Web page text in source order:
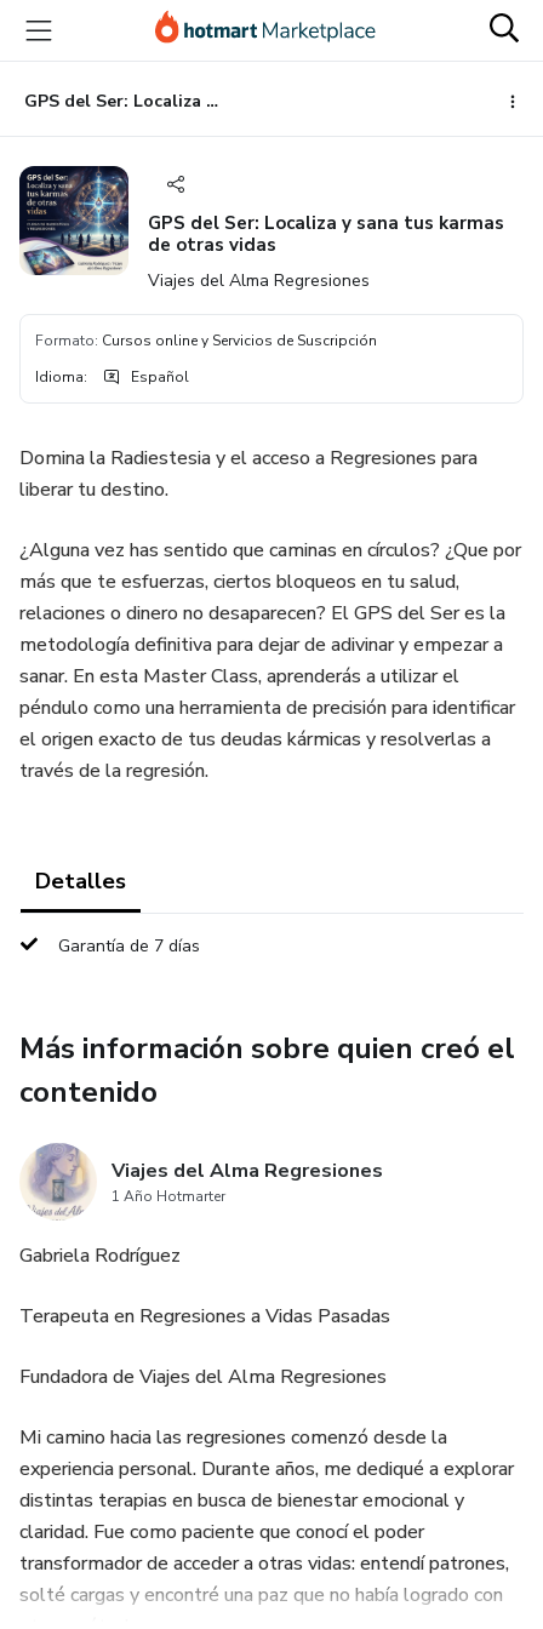
principal
página
de
página
GPS del Ser: Localiza y sana tus karmas de otras vidas
GPS del Ser: Localiza y sana tus karmas
de otras vidas
Viajes del Alma Regresiones
Formato: Cursos online y Servicios de Suscripción
Idioma: Español
Domina la Radiestesia y el acceso a Regresiones para
liberar tu destino.
¿Alguna vez has sentido que caminas en círculos? ¿Que por
más que te esfuerzas, ciertos bloqueos en tu salud,
relaciones o dinero no desaparecen? El GPS del Ser es la
metodología definitiva para dejar de adivinar y empezar a
sanar. En esta Master Class, aprenderás a utilizar el
péndulo como una herramienta de precisión para identificar
el origen exacto de tus deudas kármicas y resolverlas a
través de la regresión.
Detalles
Garantía de 7 días
Más información sobre quien creó el
contenido
Viajes del Alma Regresiones
1 Año Hotmarter
Gabriela Rodríguez
Terapeuta en Regresiones a Vidas Pasadas
Fundadora de Viajes del Alma Regresiones
Mi camino hacia las regresiones comenzó desde la
experiencia personal. Durante años, me dediqué a explorar
distintas terapias en busca de bienestar emocional y
claridad. Fue como paciente que conocí el poder
transformador de acceder a otras vidas: entendí patrones,
solté cargas y encontré una paz que no había logrado con